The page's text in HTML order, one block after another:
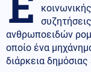
ανθρωποειδών
οποίο ένα
διάρκεια δημόσιας